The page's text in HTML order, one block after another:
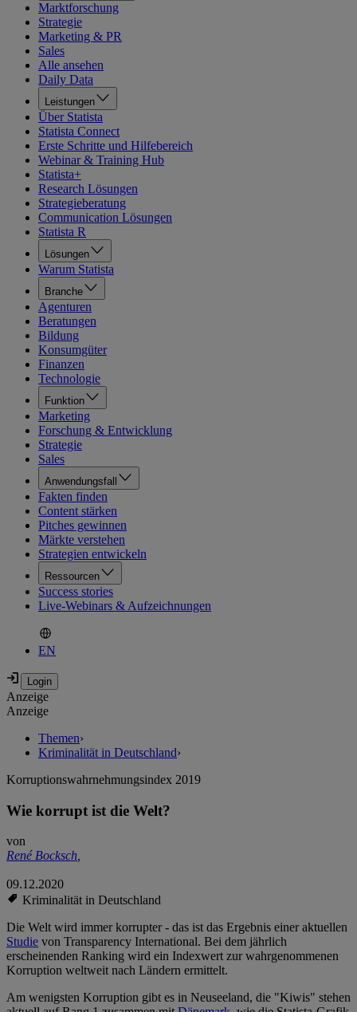
Marktforschung
Strategie
Marketing & PR
Sales
Alle ansehen
Daily Data
Leistungen
Über Statista
Statista Connect
Erste Schritte und Hilfebereich
Webinar & Training Hub
Statista+
Research Lösungen
Strategieberatung
Communication Lösungen
Statista R
Lösungen
Warum Statista
Branche
Agenturen
Beratungen
Bildung
Konsumgüter
Finanzen
Technologie
Funktion
Marketing
Forschung & Entwicklung
Strategie
Sales
Anwendungsfall
Fakten finden
Content stärken
Pitches gewinnen
Märkte verstehen
Strategien entwickeln
Ressourcen
Success stories
Live-Webinars & Aufzeichnungen
EN
Anzeige
Anzeige
Themen›
Kriminalität in Deutschland›
Korruptionswahrnehmungsindex 2019
Wie korrupt ist die Welt?
von
René Bocksch,
09.12.2020
Kriminalität in Deutschland
Die Welt wird immer korrupter - das ist das Ergebnis einer aktuellen
Studie von Transparency International. Bei dem jährlich
erscheinenden Ranking wird ein Indexwert zur wahrgenommenen
Korruption weltweit nach Ländern ermittelt.
Am wenigsten Korruption gibt es in Neuseeland, die "Kiwis" stehen